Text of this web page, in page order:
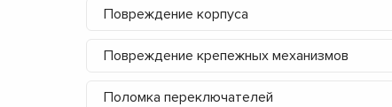
Повреждение корпуса
Повреждение крепежных механизмов
Поломка переключателей